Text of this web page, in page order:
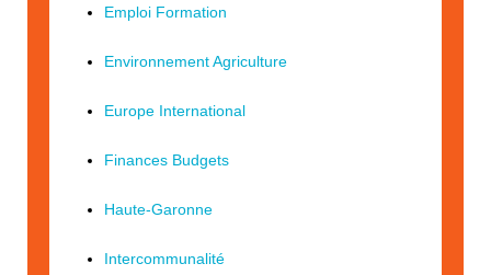
Emploi Formation
Environnement Agriculture
Europe International
Finances Budgets
Haute-Garonne
Intercommunalité